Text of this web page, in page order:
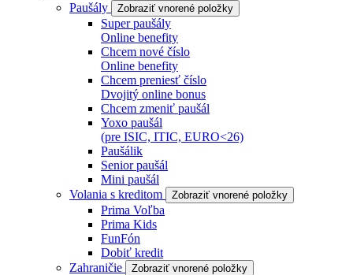
Paušály Zobraziť vnorené položky
Super paušály
Online benefity
Chcem nové číslo
Online benefity
Chcem preniesť číslo
Dvojitý online bonus
Chcem zmeniť paušál
Yoxo paušál
(pre ISIC, ITIC, EURO<26)
Paušálik
Senior paušál
Mini paušál
Volania s kreditom
Zobraziť vnorené položky
Prima Voľba
Prima Kids
FunFón
Dobiť kredit
Zahraničie
Zobraziť vnorené položky